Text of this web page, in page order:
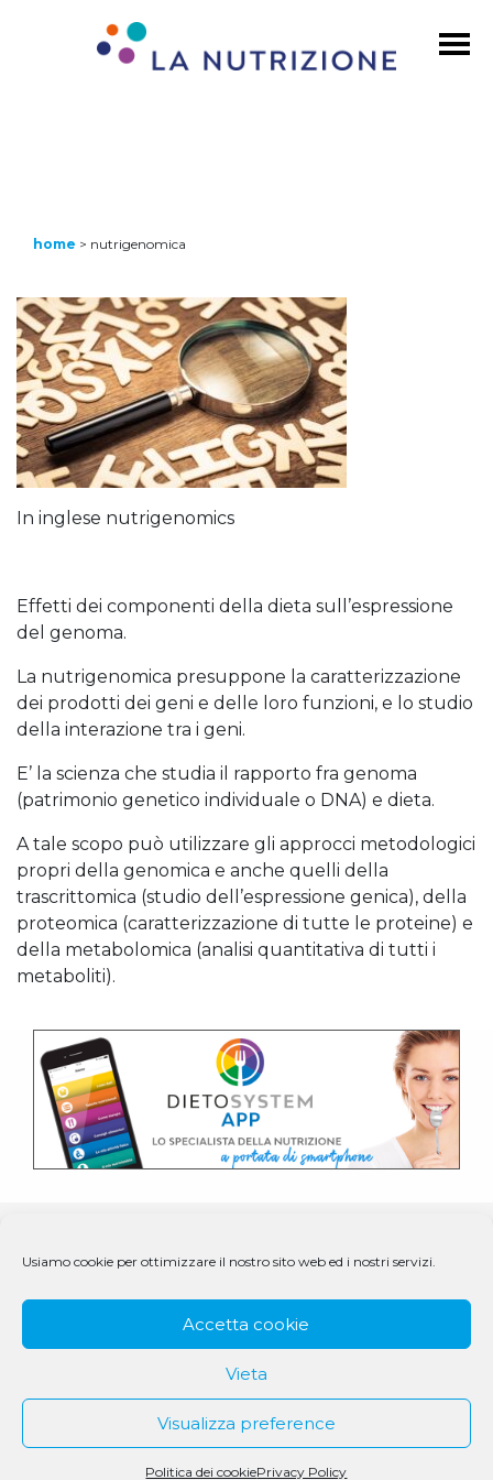
Usiamo cookie per ottimizzare il nostro sito web ed i nostri servizi.
Accetta cookie
Vieta
Visualizza preference
Politica dei cookiePrivacy Policy
home > nutrigenomica
In inglese nutrigenomics
Effetti dei componenti della dieta sull’espressione
del genoma.
La nutrigenomica presuppone la caratterizzazione
dei prodotti dei geni e delle loro funzioni, e lo studio
della interazione tra i geni.
E’ la scienza che studia il rapporto fra genoma
(patrimonio genetico individuale o DNA) e dieta.
A tale scopo può utilizzare gli approcci metodologici
propri della genomica e anche quelli della
trascrittomica (studio dell’espressione genica), della
proteomica (caratterizzazione di tutte le proteine) e
della metabolomica (analisi quantitativa di tutti i
metaboliti).
© 1979 - 2025 DS Medigroup S.r.l. a socio unico | CF/P.IVA
07979550154